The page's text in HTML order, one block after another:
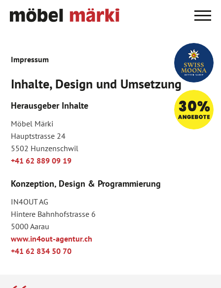
Impressum
Inhalte, Design und Umsetzung
Herausgeber Inhalte
Möbel Märki
Hauptstrasse 24
5502 Hunzenschwil
+41 62 889 09 19
Konzeption, Design & Programmierung
IN4OUT AG
Hintere Bahnhofstrasse 6
5000 Aarau
www.in4out-agentur.ch
+41 62 834 50 70